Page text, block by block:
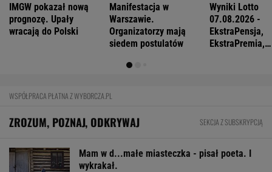
IMGW pokazał nową
prognozę. Upały
wracają do Polski
Manifestacja w
Warszawie.
Organizatorzy mają
siedem postulatów
Wyniki Lotto
07.08.2026 -
EkstraPensja,
EkstraPremia,
WSPÓŁPRACA PŁATNA Z WYBORCZA.PL
ZROZUM, POZNAJ, ODKRYWAJ SEKCJA Z SUBSKRYPCJĄ
Mam w d...małe miasteczka - pisał poeta. I
wykrakał.